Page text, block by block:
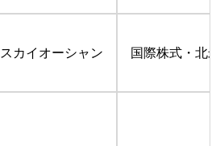
スカイオーシャン 国際株式・北